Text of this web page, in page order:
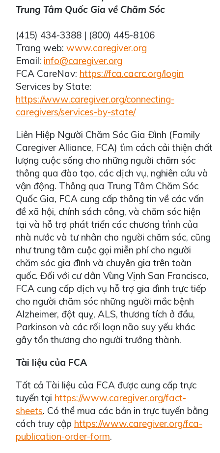
Trung Tâm Quốc Gia về Chăm Sóc
(415) 434-3388 | (800) 445-8106
Trang web: www.caregiver.org
Email: info@caregiver.org
FCA CareNav: https://fca.cacrc.org/login
Services by State:
https://www.caregiver.org/connecting-
caregivers/services-by-state/
Liên Hiệp Người Chăm Sóc Gia Đình (Family
Caregiver Alliance, FCA) tìm cách cải thiện chất
lượng cuộc sống cho những người chăm sóc
thông qua đào tạo, các dịch vụ, nghiên cứu và
vận động. Thông qua Trung Tâm Chăm Sóc
Quốc Gia, FCA cung cấp thông tin về các vấn
đề xã hội, chính sách công, và chăm sóc hiện
tại và hỗ trợ phát triển các chương trình của
nhà nước và tư nhân cho người chăm sóc, cũng
như trung tâm cuộc gọi miễn phí cho người
chăm sóc gia đình và chuyên gia trên toàn
quốc. Đối với cư dân Vùng Vịnh San Francisco,
FCA cung cấp dịch vụ hỗ trợ gia đình trực tiếp
cho người chăm sóc những người mắc bệnh
Alzheimer, đột quỵ, ALS, thương tích ở đầu,
Parkinson và các rối loạn não suy yếu khác
gây tổn thương cho người trưởng thành.
Tài liệu của FCA
Tất cả Tài liệu của FCA được cung cấp trực
tuyến tại https://www.caregiver.org/fact-
sheets. Có thể mua các bản in trực tuyến bằng
cách truy cập https://www.caregiver.org/fca-
publication-order-form.